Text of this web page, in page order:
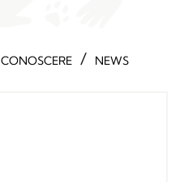
CONOSCERE / NEWS